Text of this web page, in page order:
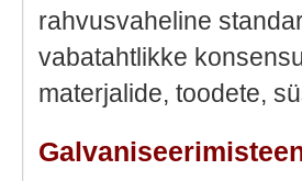
rahvusvaheline
vabatahtlikke
materjalide, toodete,